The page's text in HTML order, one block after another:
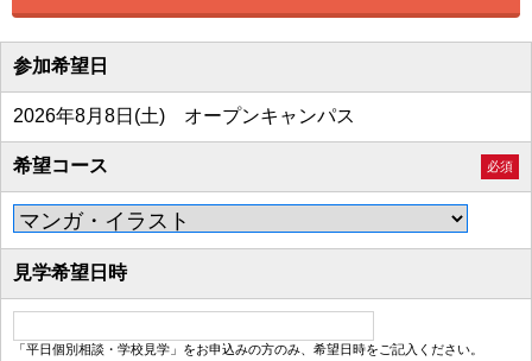
参加希望日
2026年8月8日(土) オープンキャンパス
希望コース 必須
見学希望日時
「平日個別相談・学校見学」をお申込みの方のみ、希望日時をご記入ください。